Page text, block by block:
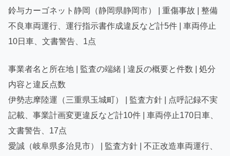
鈴与カーゴネット静岡（静岡県静岡市） | 重傷事故 | 整備
不良車両運行、運行指示書作成違反など計5件 | 車両停止
10日車、文書警告、1点
事業者名と所在地 | 監査の端緒 | 違反の概要と件数 | 処分
内容と違反点数
伊勢志摩陸運（三重県玉城町） | 監査方針 | 点呼記録不実
記載、事業計画変更違反など計10件 | 車両停止170日車、
文書警告、17点
愛誠（岐阜県多治見市） | 監査方針 | 不正改造車両運行、